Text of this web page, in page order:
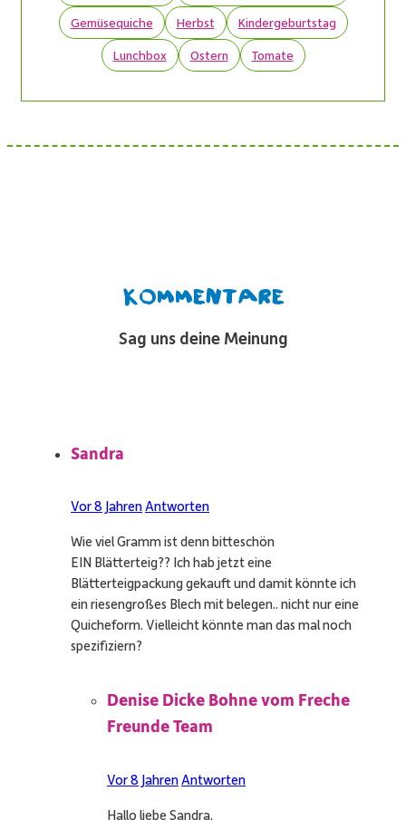
Gemüsequiche
Herbst
Kindergeburtstag
Lunchbox
Ostern Tomate
Kommentare
Sag uns deine Meinung
Sandra
Vor 8 Jahren Antworten
Wie viel Gramm ist denn bitteschön
EIN Blätterteig?? Ich hab jetzt eine
Blätterteigpackung gekauft und damit könnte ich
ein riesengroßes Blech mit belegen.. nicht nur eine
Quicheform. Vielleicht könnte man das mal noch
spezifiziern?
Denise Dicke Bohne vom Freche
Freunde Team
Vor 8 Jahren Antworten
Hallo liebe Sandra,